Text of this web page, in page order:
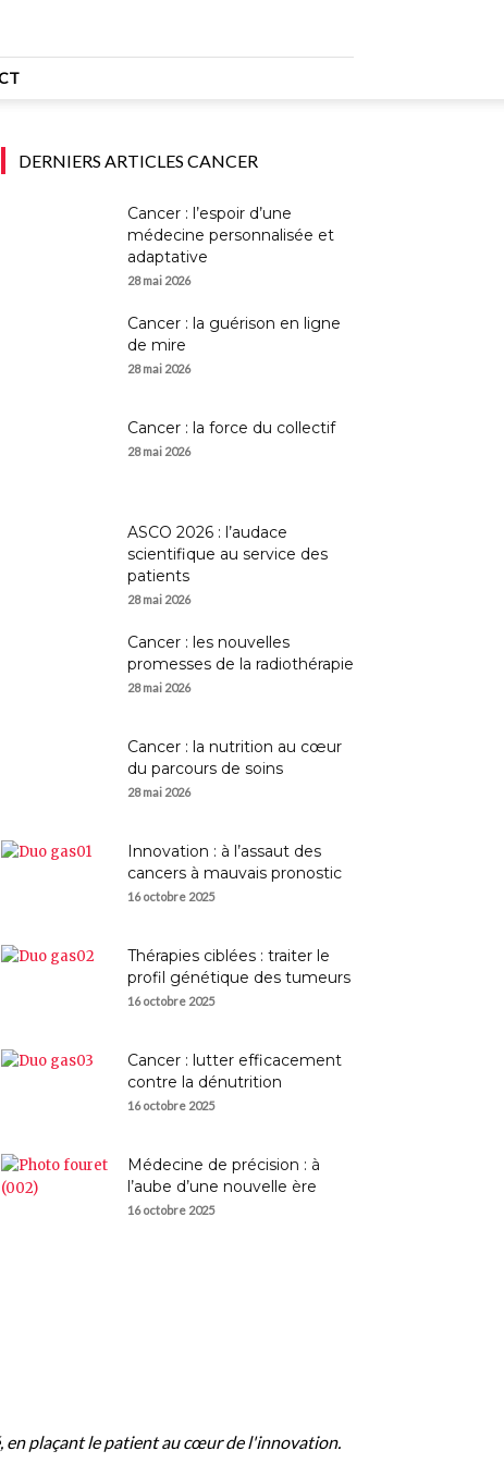
DERNIERS ARTICLES CANCER
Cancer : l’espoir d’une
médecine personnalisée et
adaptative
28 mai 2026
Cancer : la guérison en ligne
de mire
28 mai 2026
Cancer : la force du collectif
28 mai 2026
ASCO 2026 : l’audace
scientifique au service des
patients
28 mai 2026
Cancer : les nouvelles
promesses de la radiothérapie
28 mai 2026
Cancer : la nutrition au cœur
du parcours de soins
28 mai 2026
Innovation : à l’assaut des
cancers à mauvais pronostic
16 octobre 2025
Thérapies ciblées : traiter le
profil génétique des tumeurs
16 octobre 2025
Cancer : lutter efficacement
contre la dénutrition
16 octobre 2025
Médecine de précision : à
l’aube d’une nouvelle ère
16 octobre 2025
en plaçant le patient au cœur de l'innovation.